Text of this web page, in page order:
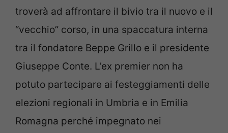
troverà ad affrontare il bivio tra il nuovo e il
“vecchio” corso, in una spaccatura interna
tra il fondatore Beppe Grillo e il presidente
Giuseppe Conte. L’ex premier non ha
potuto partecipare ai festeggiamenti delle
elezioni regionali in Umbria e in Emilia
Romagna perché impegnato nei